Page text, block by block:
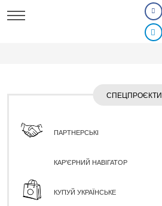
СПЕЦПРОЄКТИ
ПАРТНЕРСЬКІ
КАР'ЄРНИЙ НАВІГАТОР
КУПУЙ УКРАЇНСЬКЕ